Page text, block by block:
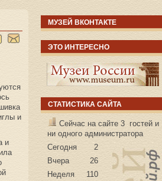
и
и
МУЗЕЙ ВКОНТАКТЕ
ЭТО ИНТЕРЕСНО
СТАТИСТИКА САЙТА
Сейчас на сайте 3 гостей и
ни одного администратора
Сегодня
2
Вчера
26
Неделя
110